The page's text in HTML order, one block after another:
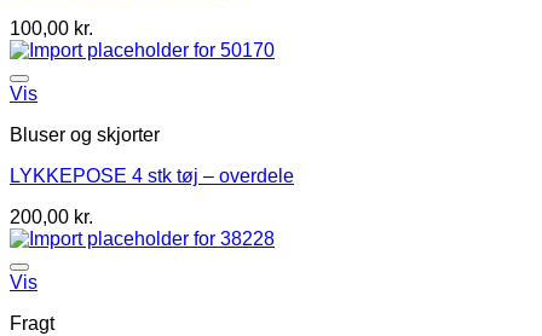
100,00 kr.
Vis
Bluser og skjorter
LYKKEPOSE 4 stk tøj – overdele
200,00 kr.
Vis
Fragt